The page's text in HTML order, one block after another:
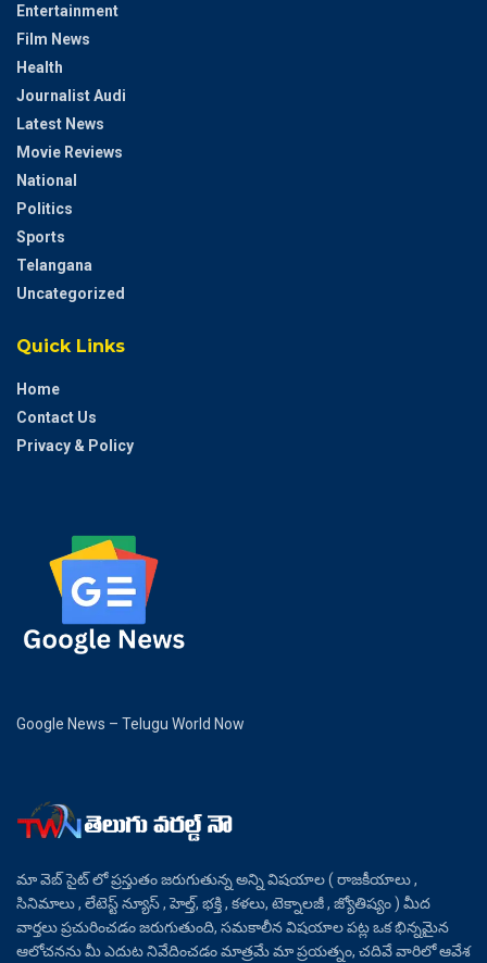
Entertainment
Film News
Health
Journalist Audi
Latest News
Movie Reviews
National
Politics
Sports
Telangana
Uncategorized
Quick Links
Home
Contact Us
Privacy & Policy
Google News – Telugu World Now
మా వెబ్ సైట్ లో ప్రస్తుతం జరుగుతున్న అన్ని విషయాల ( రాజకీయాలు ,
సినిమాలు , లేటెస్ట్ న్యూస్ , హెల్త్, భక్తి , కళలు, టెక్నాలజీ , జ్యోతిష్యం ) మీద
వార్తలు ప్రచురించడం జరుగుతుంది, సమకాలీన విషయాల పట్ల ఒక భిన్నమైన
ఆలోచనను మీ ఎదుట నివేదించడం మాత్రమే మా ప్రయత్నం, చదివే వారిలో ఆవేశ